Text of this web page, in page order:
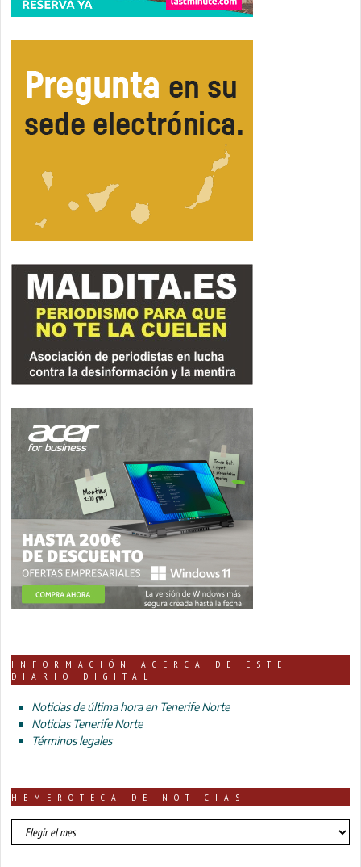
INFORMACIÓN ACERCA DE ESTE
DIARIO DIGITAL
Noticias de última hora en Tenerife Norte
Noticias Tenerife Norte
Términos legales
HEMEROTECA DE NOTICIAS
HEMEROTECA
DE